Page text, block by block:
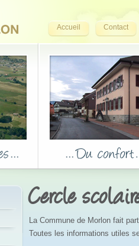
Accueil Contact
Cercle
La Commune de Morlon fait
Toutes les informations utiles